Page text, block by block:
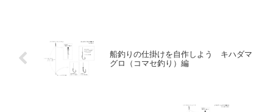
船釣りの仕掛けを自作しよう キハダマ
グロ（コマセ釣り）編